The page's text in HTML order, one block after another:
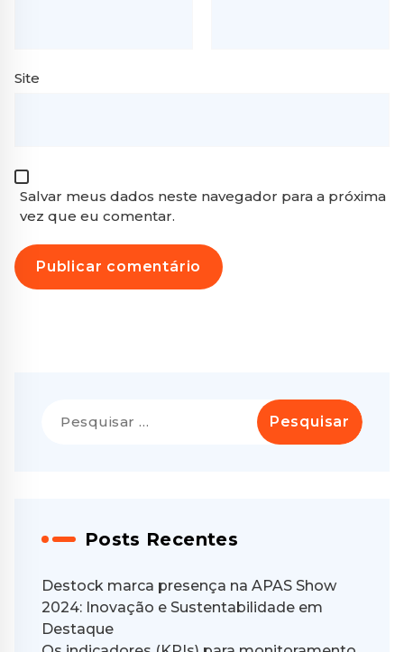
Site
Salvar meus dados neste navegador para a próxima
vez que eu comentar.
por:
Posts Recentes
Destock marca presença na APAS Show
2024: Inovação e Sustentabilidade em
Destaque